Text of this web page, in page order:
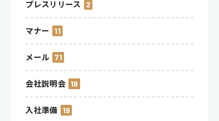
プレスリリース 2
マナー 11
メール 71
会社説明会 19
入社準備 19